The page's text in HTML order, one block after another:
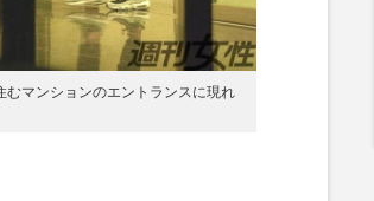
むマンションのエントランスに現れ